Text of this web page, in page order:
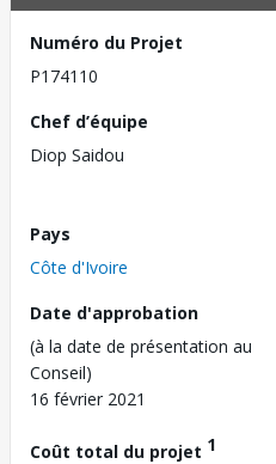
Numéro du Projet
P174110
Chef d’équipe
Diop Saidou
Pays
Côte d'Ivoire
Date d'approbation
(à la date de présentation au
Conseil)
16 février 2021
Coût total du projet 1